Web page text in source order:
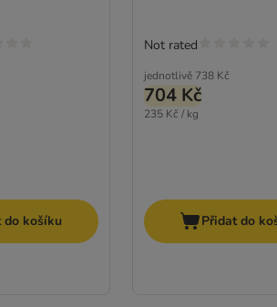
do košíku
jednotlivě 738 Kč
704 Kč
235 Kč / kg
Not rated
Přidat do